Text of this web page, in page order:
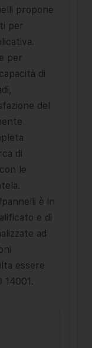
propone
per
per
di
del
di
le
è in
e di
ad
essere
14001.